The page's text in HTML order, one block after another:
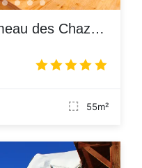
Chalet Le Mélézin hameau des Chazals Nevache Hautes Alpes
55m²